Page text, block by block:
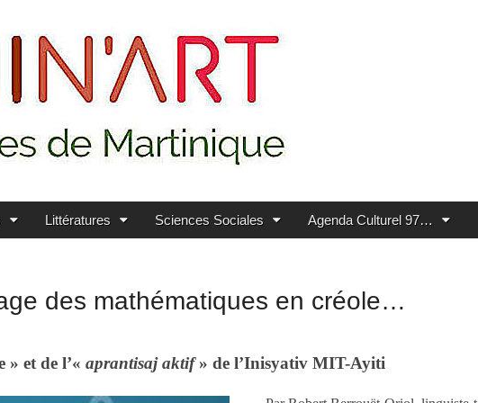
Littératures Sciences Sociales Agenda Culturel 97…
des mathématiques en créole…
et de l’« aprantisaj aktif» de l’Inisyativ MIT-Ayiti